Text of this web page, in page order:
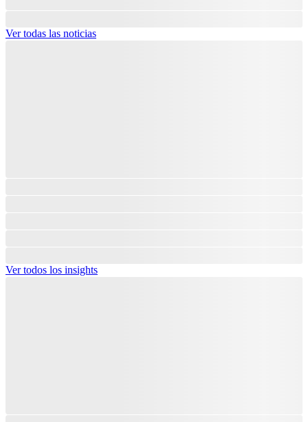
Ver todas las noticias
Ver todos los insights